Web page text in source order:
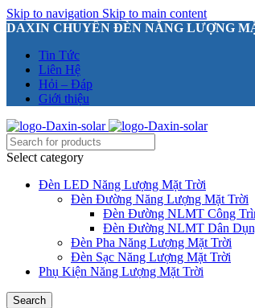
Skip to navigation Skip to main content
DAXIN CHUYÊN ĐÈN NĂNG LƯỢNG
Tin Tức
Liên Hệ
Hỏi – Đáp
Giới thiệu
Select category
Đèn LED Năng Lượng Mặt Trời
Đèn Đường Năng Lượng Mặt Trời
Đèn Đường NLMT Công
Đèn Đường NLMT Dân
Đèn Pha Năng Lượng Mặt Trời
Đèn Sạc Năng Lượng Mặt Trời
Phụ Kiện Năng Lượng Mặt Trời
Search